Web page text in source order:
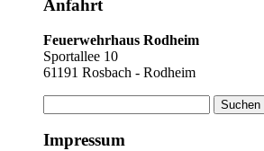
Anfahrt
Feuerwehrhaus Rodheim
Sportallee 10
61191 Rosbach - Rodheim
nach:
Impressum